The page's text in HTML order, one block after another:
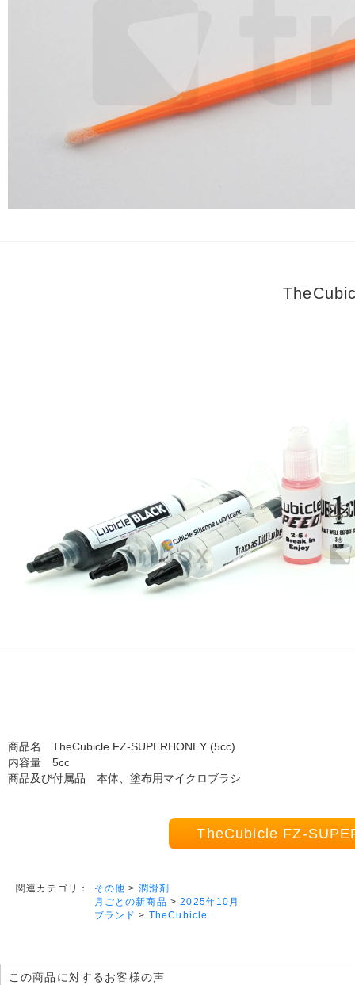
商品名 TheCubicle FZ-SUPERHONEY (5cc)
内容量 5cc
商品及び付属品 本体、塗布用マイクロブラシ
TheCubicle FZ-
関連カテゴリ： その他 > 潤滑剤
月ごとの新商品 >2025年10月
ブランド > TheCubicle
この商品に対するお客様の声